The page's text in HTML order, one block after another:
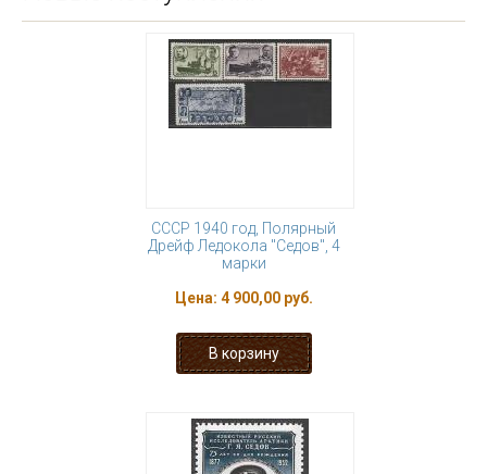
СССР 1940 год, Полярный
Дрейф Ледокола "Седов", 4
марки
Цена: 4 900,00 руб.